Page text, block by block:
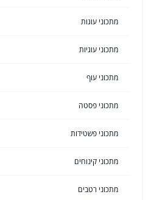
מתכוני עוגות
מתכוני עוגיות
מתכוני עוף
מתכוני פסטה
מתכוני פשטידות
מתכוני קינוחים
מתכוני רטבים